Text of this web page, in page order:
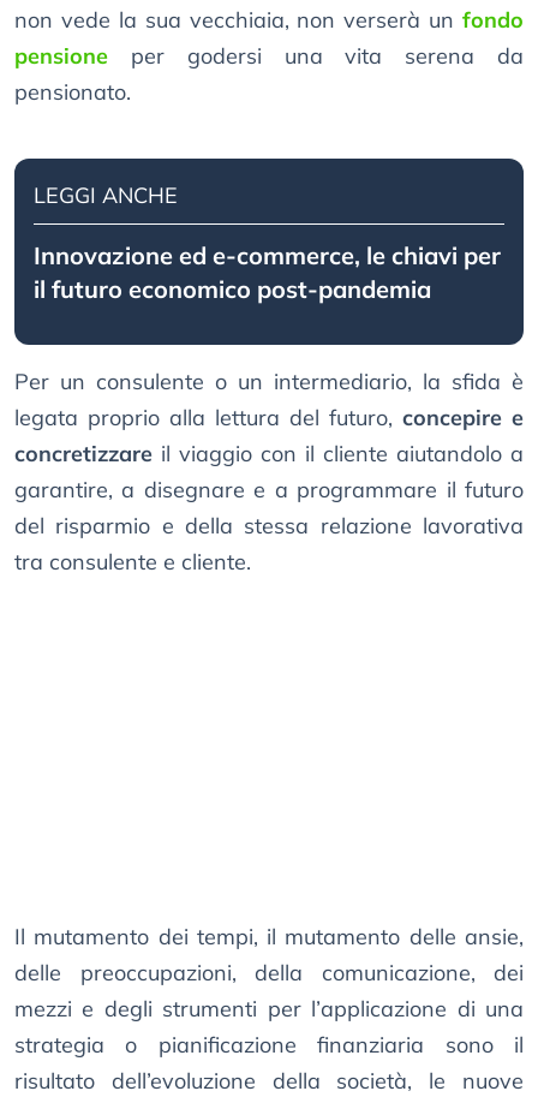
non vede la sua vecchiaia, non verserà un fondo
pensione per godersi una vita serena da
pensionato.
LEGGI ANCHE
Innovazione ed e-commerce, le chiavi per
il futuro economico post-pandemia
Per un consulente o un intermediario, la sfida è
legata proprio alla lettura del futuro, concepire e
concretizzare il viaggio con il cliente aiutandolo a
garantire, a disegnare e a programmare il futuro
del risparmio e della stessa relazione lavorativa
tra consulente e cliente.
Il mutamento dei tempi, il mutamento delle ansie,
delle preoccupazioni, della comunicazione, dei
mezzi e degli strumenti per l’applicazione di una
strategia o pianificazione finanziaria sono il
risultato dell’evoluzione della società, le nuove